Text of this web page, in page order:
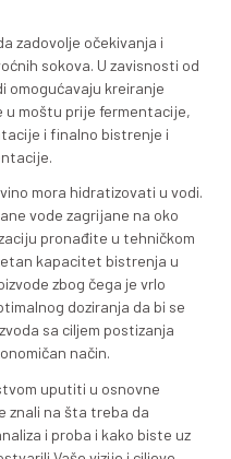
dosadašnjih
i uticaj na
Claris vrhunski proizvod
red najboljih proizvoda
redovne procedure
ispunjavaju
i životne sredine.
zahtjevima enologa i
i proteinskoj
u nekoliko različitih
Claris-p70) u
natrijumskog
način omogućavamo
i industrijskih